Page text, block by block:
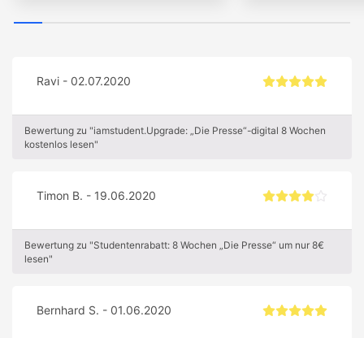
Ravi - 02.07.2020
Bewertung zu "iamstudent.Upgrade: „Die Presse“-digital 8 Wochen
kostenlos lesen"
Timon B. - 19.06.2020
Bewertung zu "Studentenrabatt: 8 Wochen „Die Presse“ um nur 8€
lesen"
Bernhard S. - 01.06.2020